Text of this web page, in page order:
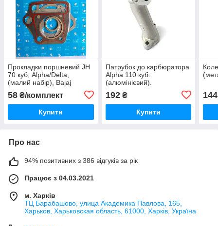
Прокладки поршневий JH
70 куб, Alpha/Delta,
(малий набір), Bajaj
58 ₴/комплект
Купити
Патрубок до карбюратора
Alpha 110 куб.
(алюмінієвий).
192₴
Купити
144
Про нас
94% позитивних з 386 відгуків за рік
Працює з 04.03.2021
м. Харків
ТЦ Барабашово, улица Академика Павлова, 165,
Харьков, Харьковская область, 61000, Харків, Україна